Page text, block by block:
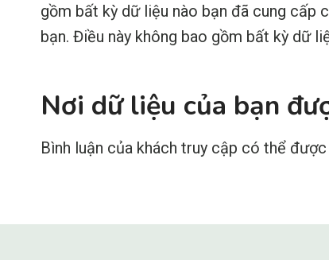
gồm bất kỳ dữ liệu nào bạn đã cung cấp
bạn. Điều này không bao gồm bất kỳ dữ
Nơi dữ liệu của bạn
Bình luận của khách truy cập có thể